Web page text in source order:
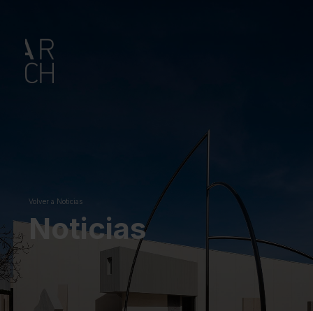
Noticias
Volver a Noticias